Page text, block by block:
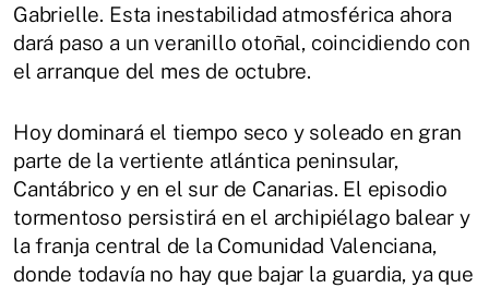
Gabrielle. Esta inestabilidad atmosférica ahora
dará paso a un veranillo otoñal, coincidiendo con
el arranque del mes de octubre.
Hoy dominará el tiempo seco y soleado en gran
parte de la vertiente atlántica peninsular,
Cantábrico y en el sur de Canarias. El episodio
tormentoso persistirá en el archipiélago balear y
la franja central de la Comunidad Valenciana,
donde todavía no hay que bajar la guardia, ya que